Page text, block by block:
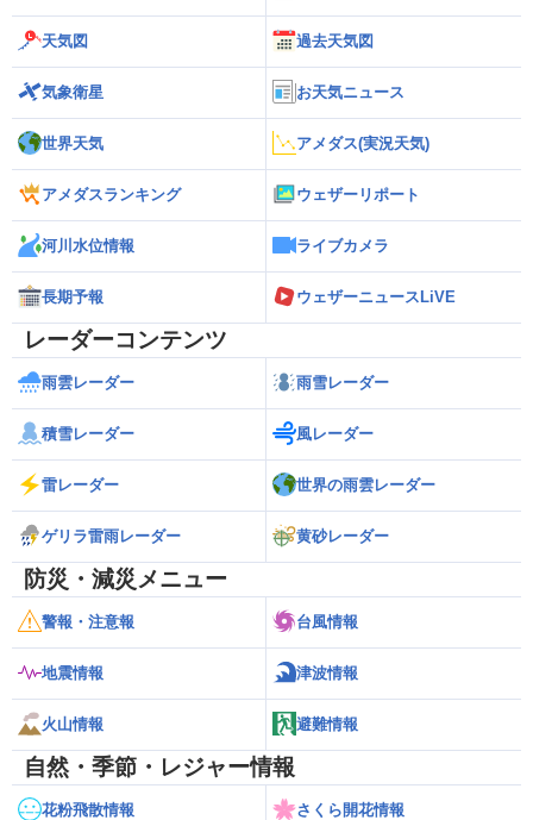
天気図 過去天気図
気象衛星 お天気ニュース
世界天気 アメダス(実況天気)
アメダスランキング ウェザーリポート
河川水位情報 ライブカメラ
長期予報 ウェザーニュースLiVE
レーダーコンテンツ
雨雲レーダー 雨雪レーダー
積雪レーダー 風レーダー
雷レーダー 世界の雨雲レーダー
ゲリラ雷雨レーダー 黄砂レーダー
防災・減災メニュー
警報・注意報 台風情報
地震情報 津波情報
火山情報 避難情報
自然・季節・レジャー情報
花粉飛散情報 さくら開花情報